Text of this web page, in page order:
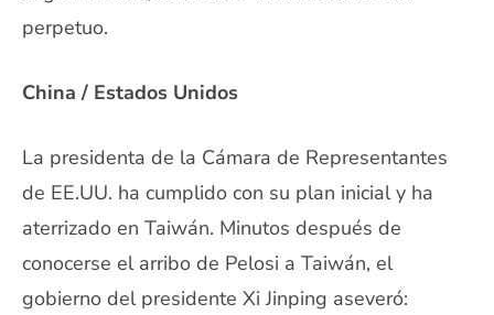
perpetuo.
China / Estados Unidos
La presidenta de la Cámara de Representantes
de EE.UU. ha cumplido con su plan inicial y ha
aterrizado en Taiwán. Minutos después de
conocerse el arribo de Pelosi a Taiwán, el
gobierno del presidente Xi Jinping aseveró: